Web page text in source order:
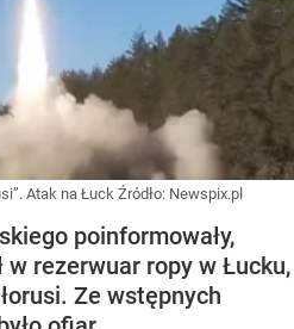
Atak na Łuck Źródło: Newspix.pl
poinformowały,
w rezerwuar ropy w Łucku,
Ze wstępnych